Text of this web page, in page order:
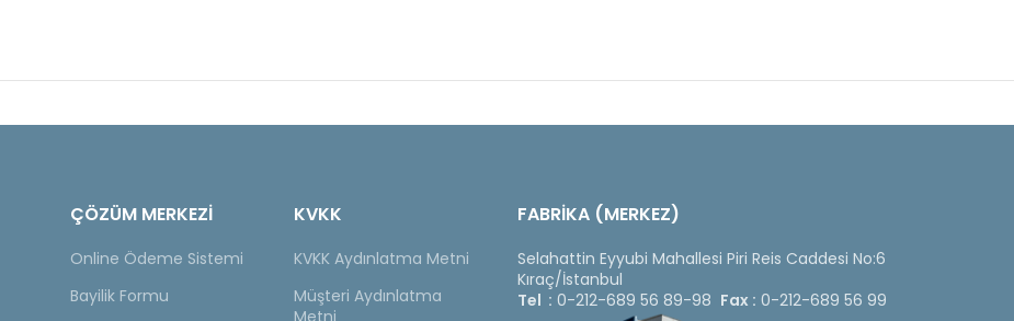
ÇÖZÜM MERKEZİ
Online Ödeme Sistemi
Bayilik Formu
KVKK
KVKK Aydınlatma Metni
Müşteri Aydınlatma
Metni
FABRİKA (MERKEZ)
Selahattin Eyyubi Mahallesi Piri Reis Caddesi No:6
Kıraç/İstanbul
Tel : 0-212-689 56 89-98 Fax : 0-212-689 56 99